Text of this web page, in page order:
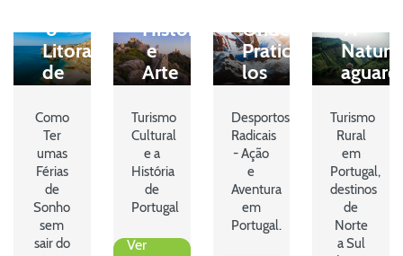
o
Litoral
de
Norte
a
Sul
Como
Ter
umas
Férias
de
Sonho
sem
sair do
História
e
Arte
Aguardam
Por
Si
Turismo
Cultural
e a
História
de
Portugal
Ver
Onde
Praticá-
los
em
Portugal
Desportos
Radicais
- Ação
e
Aventura
em
Portugal.
por
Si
Turismo
Rural
em
Portugal,
destinos
de
Norte
a Sul